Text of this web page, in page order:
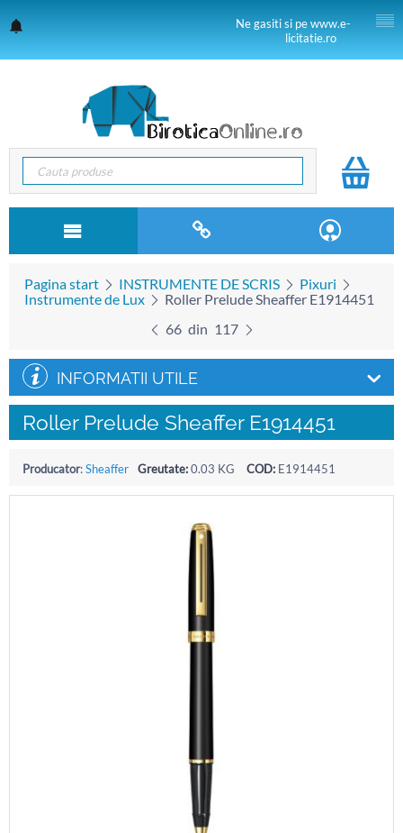
Ne gasiti si pe www.e-
licitatie.ro
Pagina start INSTRUMENTE DE SCRIS
Pixuri
Instrumente de Lux
Roller Prelude Sheaffer E1914451
66 din 117
INFORMATII UTILE
Roller Prelude Sheaffer E1914451
Producator:Sheaffer Greutate:0.03 KG COD: E1914451